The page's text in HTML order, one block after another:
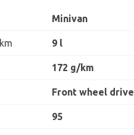
Minivan
9 l
172 g/km
Front wheel drive
95